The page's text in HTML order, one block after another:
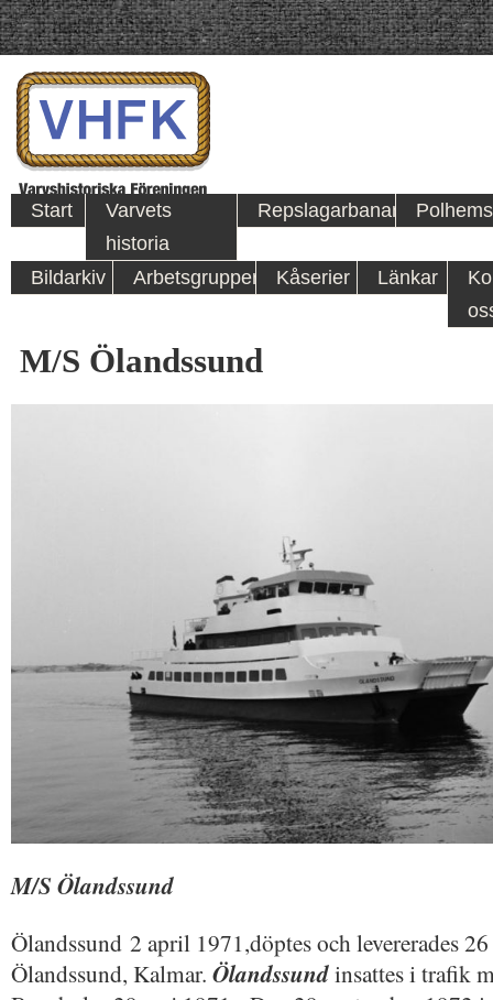
Start
Varvets
historia
Repslagarbanan
Bildarkiv Arbetsgrupper Kåserier Länkar
M/S Ölandssund
M/S Ölandssund
Ölandssund 2 april 1971,döptes och levererades
Ölandssund, Kalmar. Ölandssundinsattes i trafik